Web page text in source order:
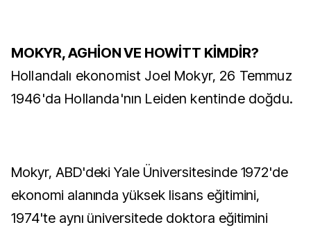
MOKYR, AGHİON VE HOWİTT KİMDİR?
Hollandalı ekonomist Joel Mokyr, 26 Temmuz
1946'da Hollanda'nın Leiden kentinde doğdu.
Mokyr, ABD'deki Yale Üniversitesinde 1972'de
ekonomi alanında yüksek lisans eğitimini,
1974'te aynı üniversitede doktora eğitimini